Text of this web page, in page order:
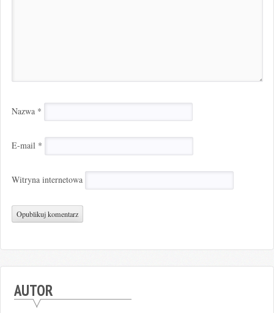
Nazwa *
E-mail *
Witryna internetowa
AUTOR